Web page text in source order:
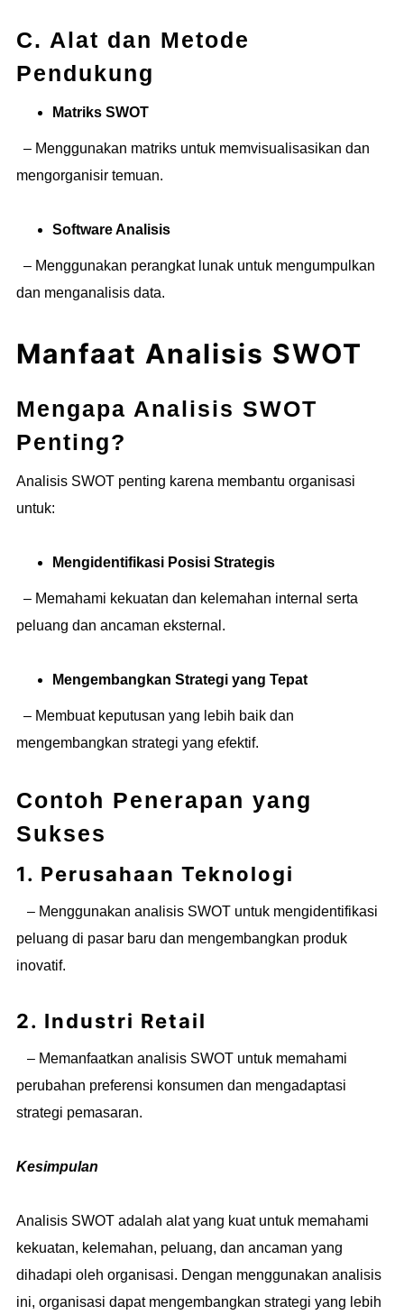
C. Alat dan Metode
Pendukung
Matriks SWOT
– Menggunakan matriks untuk memvisualisasikan dan
mengorganisir temuan.
Software Analisis
– Menggunakan perangkat lunak untuk mengumpulkan
dan menganalisis data.
Manfaat Analisis SWOT
Mengapa Analisis SWOT
Penting?
Analisis SWOT penting karena membantu organisasi
untuk:
Mengidentifikasi Posisi Strategis
– Memahami kekuatan dan kelemahan internal serta
peluang dan ancaman eksternal.
Mengembangkan Strategi yang Tepat
– Membuat keputusan yang lebih baik dan
mengembangkan strategi yang efektif.
Contoh Penerapan yang
Sukses
1. Perusahaan Teknologi
– Menggunakan analisis SWOT untuk mengidentifikasi
peluang di pasar baru dan mengembangkan produk
inovatif.
2. Industri Retail
– Memanfaatkan analisis SWOT untuk memahami
perubahan preferensi konsumen dan mengadaptasi
strategi pemasaran.
Kesimpulan
Analisis SWOT adalah alat yang kuat untuk memahami
kekuatan, kelemahan, peluang, dan ancaman yang
dihadapi oleh organisasi. Dengan menggunakan analisis
ini, organisasi dapat mengembangkan strategi yang lebih